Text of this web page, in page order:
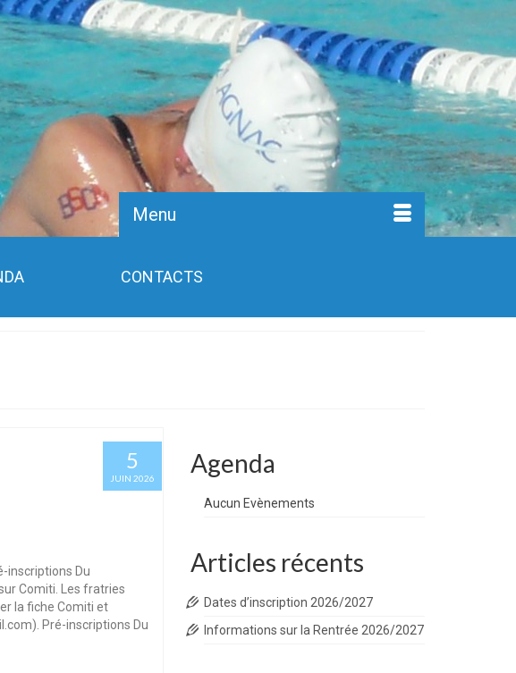
Menu
CONTACTS
5
JUIN 2026
inscriptions Du
Comiti. Les fratries
la fiche Comiti et
Pré-inscriptions Du
Agenda
Aucun Evènements
Articles récents
Dates d’inscription 2026/2027
Informations sur la Rentrée 2026/2027